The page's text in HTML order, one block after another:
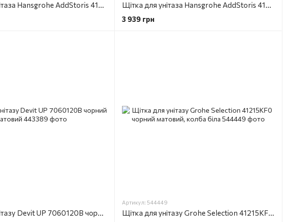
Щітка для унітаза Hansgrohe AddStoris 41752000 з тримачем хром
Щітка для унітаза Hansgrohe AddStoris 41752670 з тримачем чорний матовий
3 939 грн
Щітка для унітазу Devit UP 7060120B чорний матовий
Артикул: 544449
Щітка для унітазу Grohe Selection 41215KF0 чорний матовий, колба біла